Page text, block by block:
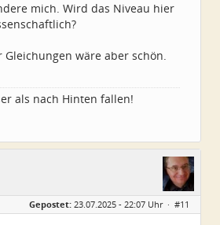
mich. Wird das Niveau hier
Gleichungen wäre aber schön.
als nach Hinten fallen!
Gepostet: 23.07.2025 - 22:07 Uhr · #11